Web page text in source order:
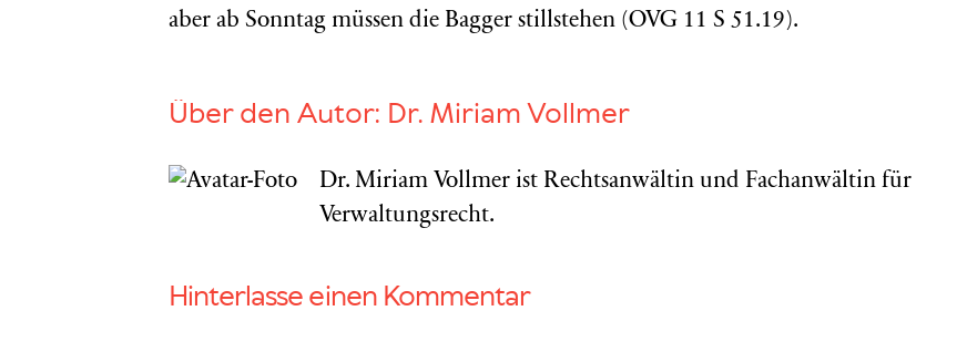
aber ab Sonntag müssen die Bagger stillstehen (OVG 11 S 51.19).
Über den Autor: Dr. Miriam Vollmer
Dr. Miriam Vollmer ist Rechtsanwältin und Fachanwältin für
Verwaltungsrecht.
Hinterlasse einen Kommentar